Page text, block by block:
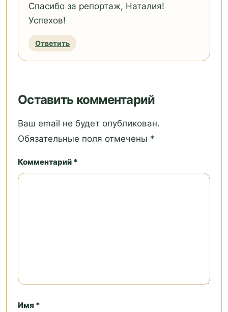
Спасибо за репортаж, Наталия!
Успехов!
Ответить
Оставить комментарий
Ваш email не будет опубликован.
Обязательные поля отмечены *
Комментарий *
Имя *